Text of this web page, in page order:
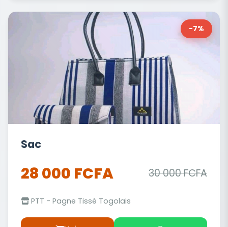
-7%
Sac
28 000 FCFA 30 000 FCFA
PTT - Pagne Tissé Togolais